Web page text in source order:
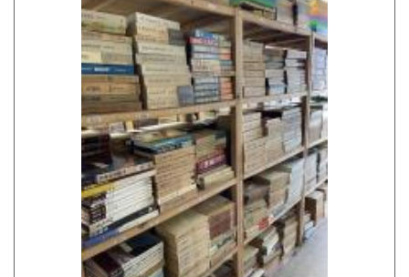
800円 長崎県
800円 大分県
800円 鹿児島県
1,500円